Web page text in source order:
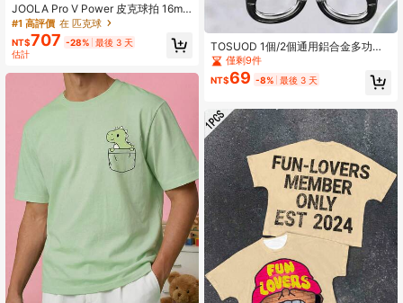
JOOLA Pro V Power 皮克球拍 16m
m，聯名球拍，原色碳纖維紋理表
面，強化框架與動力核心，卓越控制
力，輕量化設計
#1 高評價 在 匹克球
NT$707 -28% 最後 3 天
估計
TOSUOD 1個/2個通用鋁合金多功能
前掛鉤，適用於自行車/摩托車/電動滑
板車/電動單車
僅剩9件
NT$69 -8% 最後 3 天